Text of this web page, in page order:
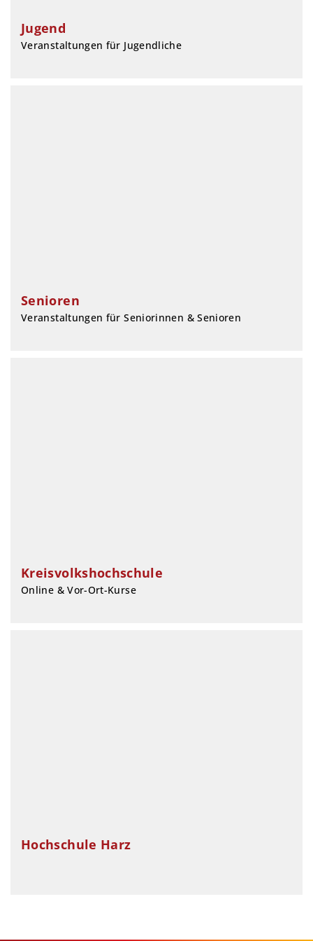
Jugend
Veranstaltungen für Jugendliche
Senioren
Veranstaltungen für Seniorinnen & Senioren
Kreisvolkshochschule
Online & Vor-Ort-Kurse
Hochschule Harz